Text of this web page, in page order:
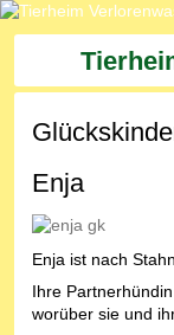
Enja
Enja ist nach
Ihre
worüber sie und